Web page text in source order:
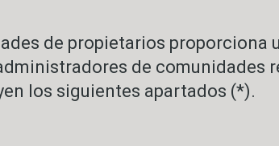
de propietarios
de comunidades
los siguientes apartados (*).